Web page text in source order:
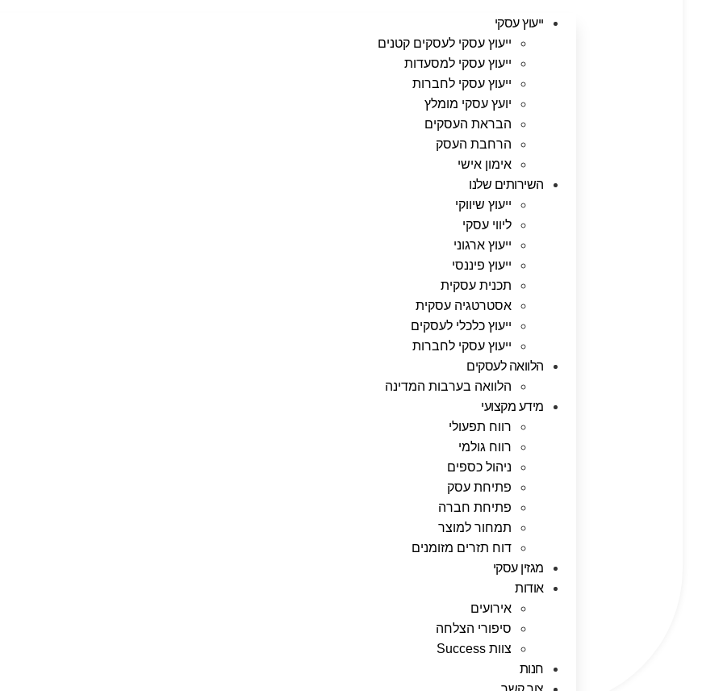
ייעוץ עסקי
ייעוץ עסקי לעסקים קטנים
ייעוץ עסקי למסעדות
ייעוץ עסקי לחברות
יועץ עסקי מומלץ
הבראת העסקים
הרחבת העסק
אימון אישי
השירותים שלנו
ייעוץ שיווקי
ליווי עסקי
ייעוץ ארגוני
ייעוץ פיננסי
תכנית עסקית
אסטרטגיה עסקית
ייעוץ כלכלי לעסקים
ייעוץ עסקי לחברות
הלוואה לעסקים
הלוואה בערבות המדינה
מידע מקצועי
רווח תפעולי
רווח גולמי
ניהול כספים
פתיחת עסק
פתיחת חברה
תמחור למוצר
דוח תזרים מזומנים
מגזין עסקי
אודות
אירועים
סיפורי הצלחה
צוות Success
חנות